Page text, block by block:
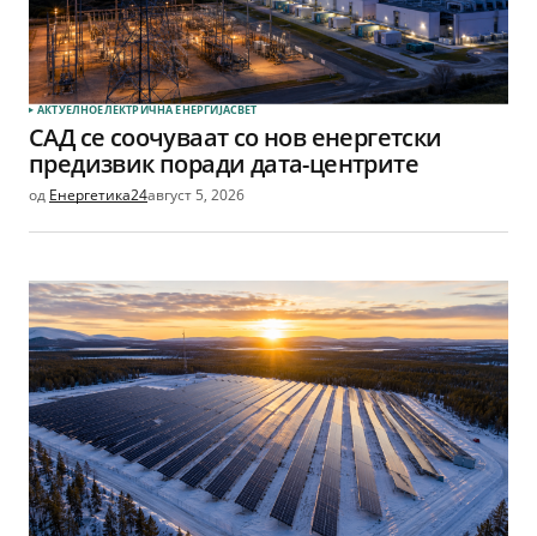
АКТУЕЛНОЕЛЕКТРИЧНА ЕНЕРГИЈАСВЕТ
САД се соочуваат со нов енергетски
предизвик поради дата-центрите
од Енергетика24август 5, 2026